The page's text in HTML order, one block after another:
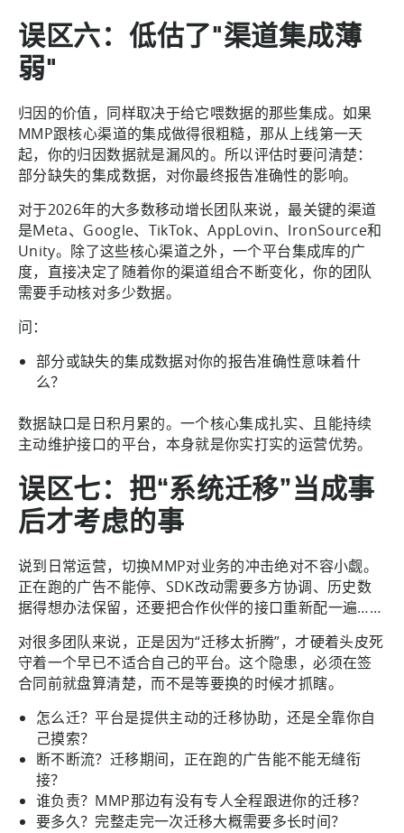
误区六：低估了"渠道集成薄
弱"
归因的价值，同样取决于给它喂数据的那些集成。如果
MMP跟核心渠道的集成做得很粗糙，那从上线第一天
起，你的归因数据就是漏风的。所以评估时要问清楚：
部分缺失的集成数据，对你最终报告准确性的影响。
对于2026年的大多数移动增长团队来说，最关键的渠道
是Meta、Google、TikTok、AppLovin、IronSource和
Unity。除了这些核心渠道之外，一个平台集成库的广
度，直接决定了随着你的渠道组合不断变化，你的团队
需要手动核对多少数据。
问：
部分或缺失的集成数据对你的报告准确性意味着什
么？
数据缺口是日积月累的。一个核心集成扎实、且能持续
主动维护接口的平台，本身就是你实打实的运营优势。
误区七：把“系统迁移”当成事
后才考虑的事
说到日常运营，切换MMP对业务的冲击绝对不容小觑。
正在跑的广告不能停、SDK改动需要多方协调、历史数
据得想办法保留，还要把合作伙伴的接口重新配一遍……
对很多团队来说，正是因为“迁移太折腾”，才硬着头皮死
守着一个早已不适合自己的平台。这个隐患，必须在签
合同前就盘算清楚，而不是等要换的时候才抓瞎。
怎么迁？平台是提供主动的迁移协助，还是全靠你自
己摸索？
断不断流？迁移期间，正在跑的广告能不能无缝衔
接？
谁负责？MMP那边有没有专人全程跟进你的迁移？
要多久？完整走完一次迁移大概需要多长时间？